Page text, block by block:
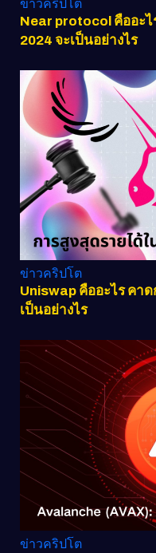
ข่าวคริปโต
Near protocol คืออะ
2024 จะเป็นอย่างไร
ข่าวคริปโต
Uniswap คืออะไร คา
เป็นอย่างไร
ข่าวคริปโต